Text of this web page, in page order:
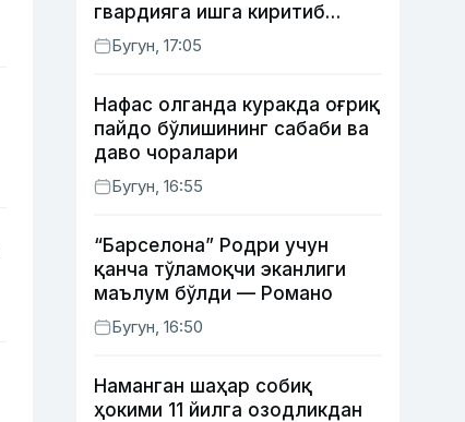
гвардияга ишга киритиб
қўймоқчи бўлган шахс
ушланди
Бугун, 17:05
Нафас олганда куракда оғриқ
пайдо бўлишининг сабаби ва
даво чоралари
Бугун, 16:55
“Барселона” Родри учун
қанча тўламоқчи эканлиги
маълум бўлди — Романо
Бугун, 16:50
Наманган шаҳар собиқ
ҳокими 11 йилга озодликдан